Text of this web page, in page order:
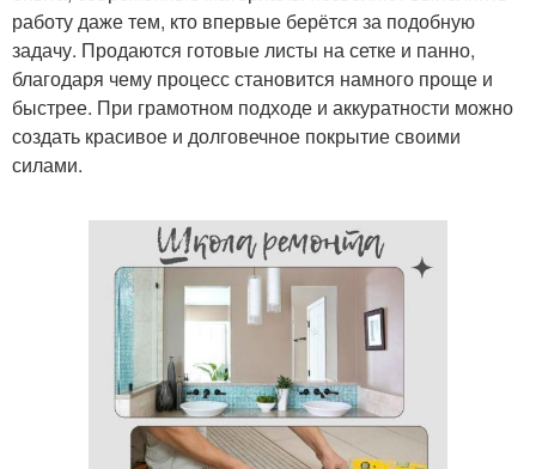
работу даже тем, кто впервые берётся за подобную
задачу. Продаются готовые листы на сетке и панно,
благодаря чему процесс становится намного проще и
быстрее. При грамотном подходе и аккуратности можно
создать красивое и долговечное покрытие своими
силами.